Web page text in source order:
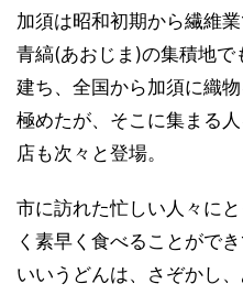
加須は昭和初期から繊維
青縞(あおじま)の集積地
建ち、全国から加須に織
極めたが、そこに集まる
店も次々と登場。
市に訪れた忙しい人々に
く素早く食べることがで
いいうどんは、さぞかし